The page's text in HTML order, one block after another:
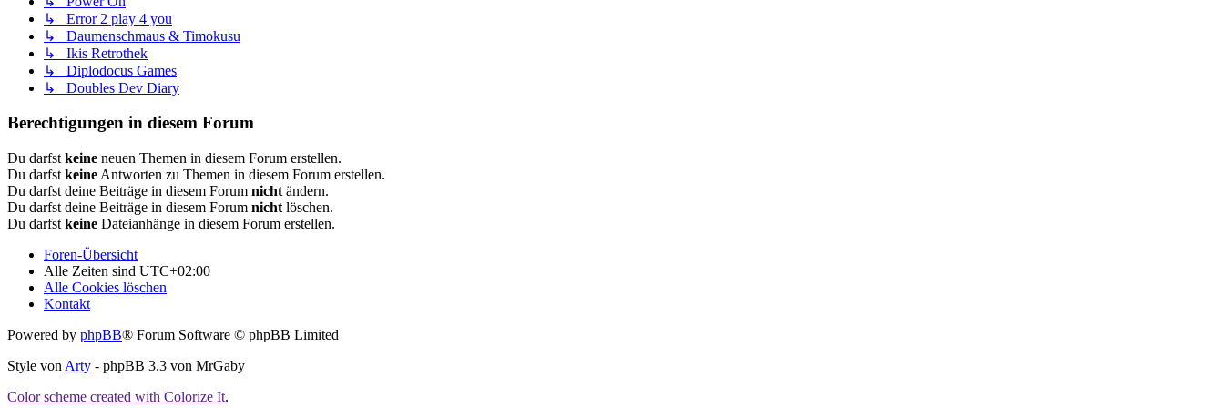
↳ Error 2 play 4 you
↳ Daumenschmaus & Timokusu
↳ Ikis Retrothek
↳ Diplodocus Games
↳ Doubles Dev Diary
Berechtigungen in diesem Forum
Du darfst keine neuen Themen in diesem Forum erstellen.
Du darfst keine Antworten zu Themen in diesem Forum erstellen.
Du darfst deine Beiträge in diesem Forum nicht ändern.
Du darfst deine Beiträge in diesem Forum nicht löschen.
Du darfst keine Dateianhänge in diesem Forum erstellen.
Foren-Übersicht
Alle Zeiten sind UTC+02:00
Alle Cookies löschen
Kontakt
Powered by phpBB® Forum Software © phpBB Limited
Style von Arty - phpBB 3.3 von MrGaby
Color scheme created with Colorize It.